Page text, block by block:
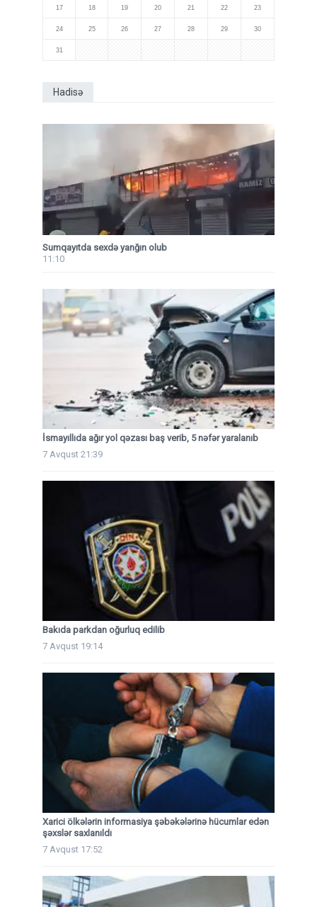
17 18 19 20 21 22 23
24 25 26 27 28 29 30
31
Hadisə
Sumqayıtda sexdə yanğın olub
11:10
İsmayıllıda ağır yol qəzası baş verib, 5 nəfər yaralanıb
7 Avqust 21:39
Bakıda parkdan oğurluq edilib
7 Avqust 19:14
Xarici ölkələrin informasiya şəbəkələrinə hücumlar edən
şəxslər saxlanıldı
7 Avqust 17:52